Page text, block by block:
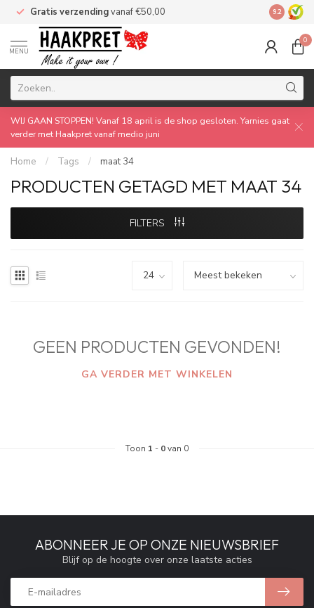
Gratis verzendingvanaf €50,00 Made by
9.2
MENU
0
WIJ GAAN STOPPEN! Vanaf 18 april is de shop gesloten. Yarnies gaat
verder met Haakpret vanaf medio juni
Home / Tags / maat 34
PRODUCTEN GETAGD MET MAAT 34
FILTERS
GEEN PRODUCTEN GEVONDEN!
GA VERDER MET WINKELEN
Toon 1 - 0van 0
ABONNEER JE OP ONZE NIEUWSBRIEF
Blijf op de hoogte over onze laatste acties